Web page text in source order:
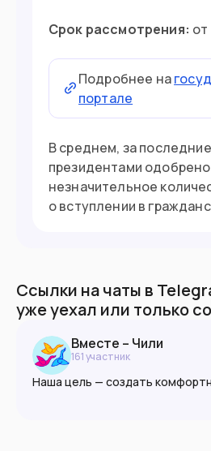
Срок рассмотрения:
Подробнее на
портале
В среднем, за
президентами одобрено
незначительное
о вступлении в
Ссылки на чаты в
уже уехал или только
Вместе – Чили
161участник
Наша цель — создать